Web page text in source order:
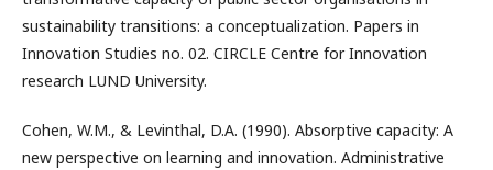
sustainability transitions: a conceptualization. Papers in
Innovation Studies no. 02. CIRCLE Centre for Innovation
research LUND University.
Cohen, W.M., & Levinthal, D.A. (1990). Absorptive capacity: A
new perspective on learning and innovation. Administrative